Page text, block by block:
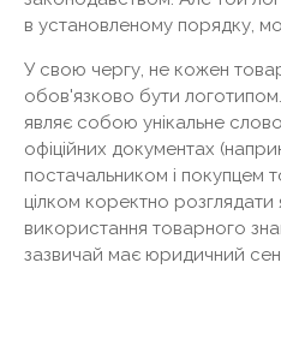
в установленому порядку,
У свою чергу, не кожен
обов'язково бути
являє собою унікальне
офіційних документах
постачальником і покупцем
цілком коректно
використання товарного
зазвичай має юридичний